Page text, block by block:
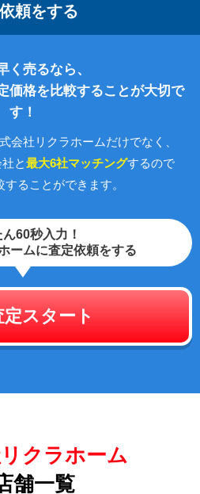
頼をする
く売るなら、
価格を比較することが大切で
す！
会社リクラホームだけでなく、
と最大6社マッチングするので
ることができます。
60秒入力！
ームに査定依頼をする
定スタート
クラホーム
舗一覧